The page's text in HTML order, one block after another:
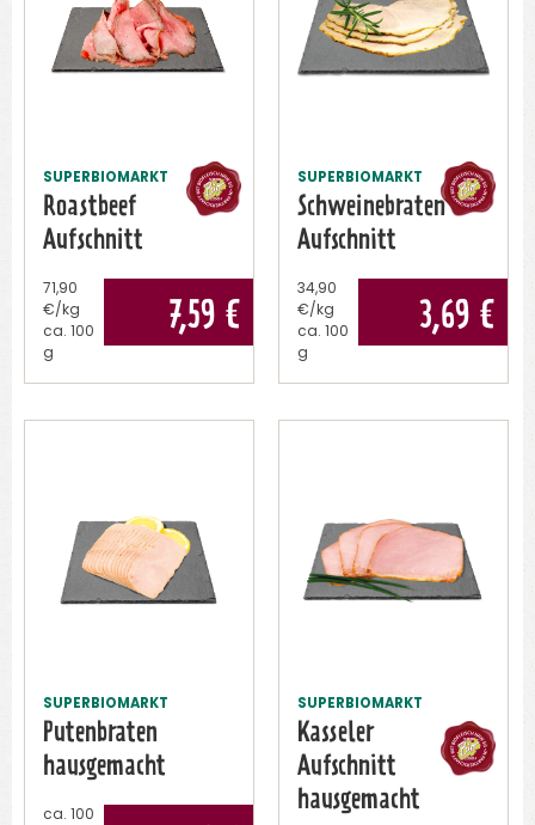
SUPERBIOMARKT
Roastbeef
Aufschnitt
7,59 €
71,90
€/kg
ca.
100
g
SUPERBIOMARKT
Schweinebraten
Aufschnitt
3,69 €
34,90
€/kg
ca.
100
g
SUPERBIOMARKT
Putenbraten
hausgemacht
ca.
100
SUPERBIOMARKT
Kasseler
Aufschnitt
hausgemacht